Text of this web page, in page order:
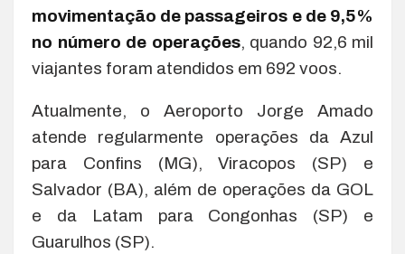
movimentação de passageiros e de 9,5%
no número de operações, quando 92,6 mil
viajantes foram atendidos em 692 voos.
Atualmente, o Aeroporto Jorge Amado
atende regularmente operações da Azul
para Confins (MG), Viracopos (SP) e
Salvador (BA), além de operações da GOL
e da Latam para Congonhas (SP) e
Guarulhos (SP).